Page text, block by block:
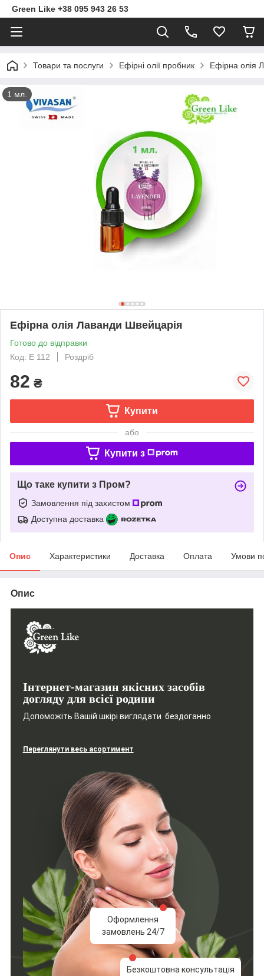
Green Like +38 095 943 26 53
Товари та послуги Ефірні олії пробник Ефірна олія
1 мл.
Ефірна олія Лаванди Швейцарія
Готово до відправки
Код: E 112
Роздріб
82 ₴
Купити
або
Купити з
Що таке купити з Пром?
Замовлення під захистом
Доступна доставка
Опис Характеристики Доставка Оплата Умови
Опис
Інтернет-магазин якісних засобів
догляду для всієї родини
Допоможіть Вашій шкірі виглядати бездоганно
Переглянути весь асортимент
Оформлення
замовлень 24/7
Безкоштовна консультація